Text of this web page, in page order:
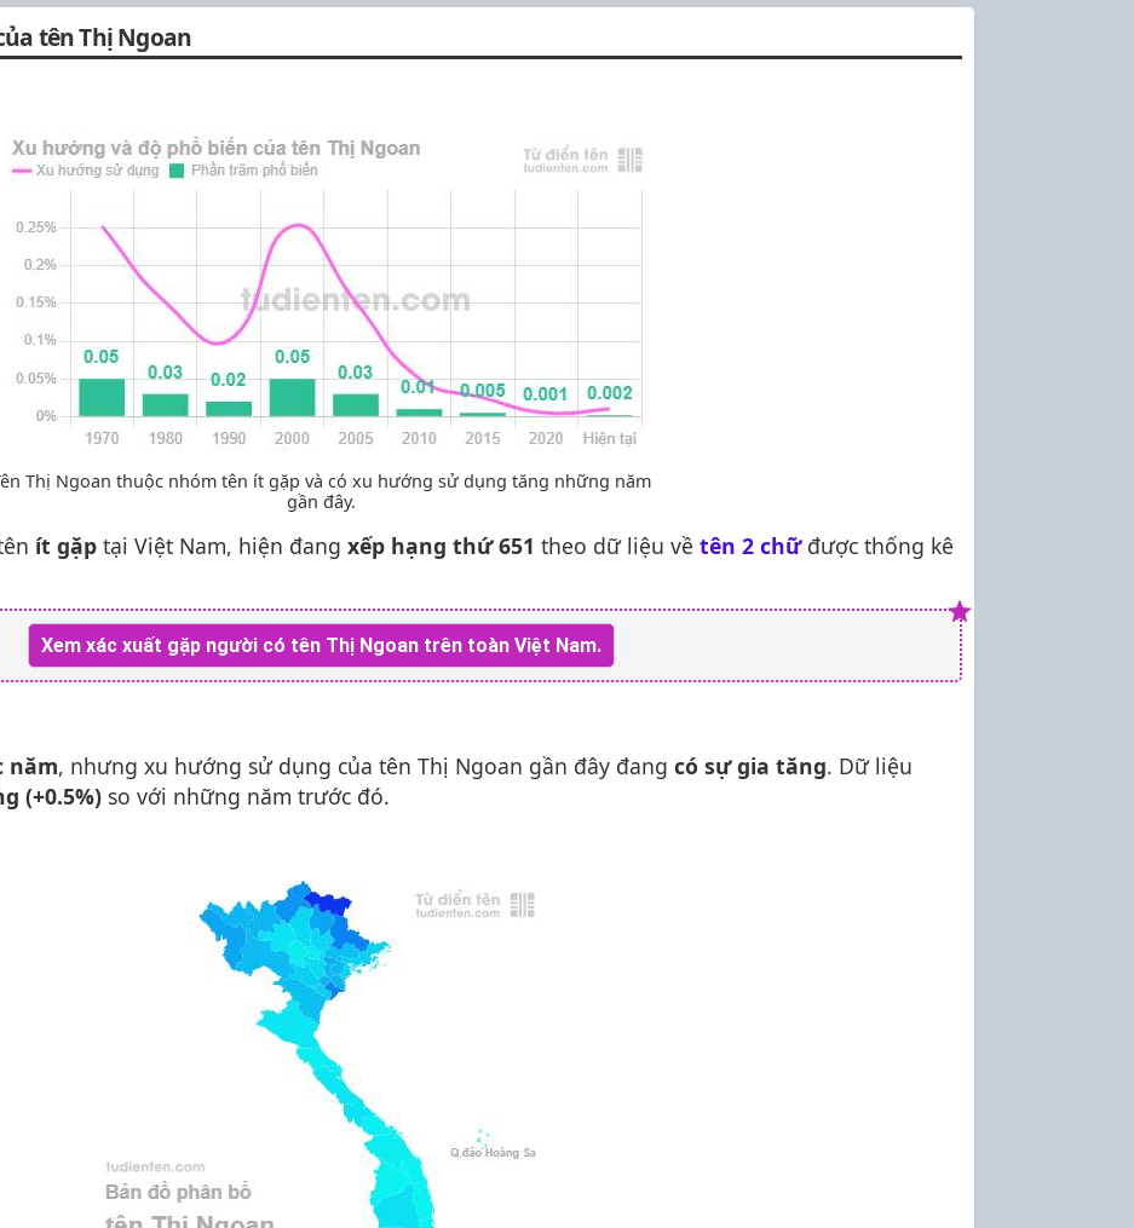
tên Thị Ngoan
Thị Ngoan thuộc nhóm tên ít gặp và có xu hướng sử dụng tăng những năm
gần đây.
ít gặp tại Việt Nam, hiện đang xếp hạng thứ 651 theo dữ liệu về tên 2 chữđược thống kê
Xem xác xuất gặp người có tên Thị Ngoan trên toàn Việt Nam.
năm, nhưng xu hướng sử dụng của tên Thị Ngoan gần đây đang có sự gia tăng. Dữ liệu
(+0.5%) so với những năm trước đó.